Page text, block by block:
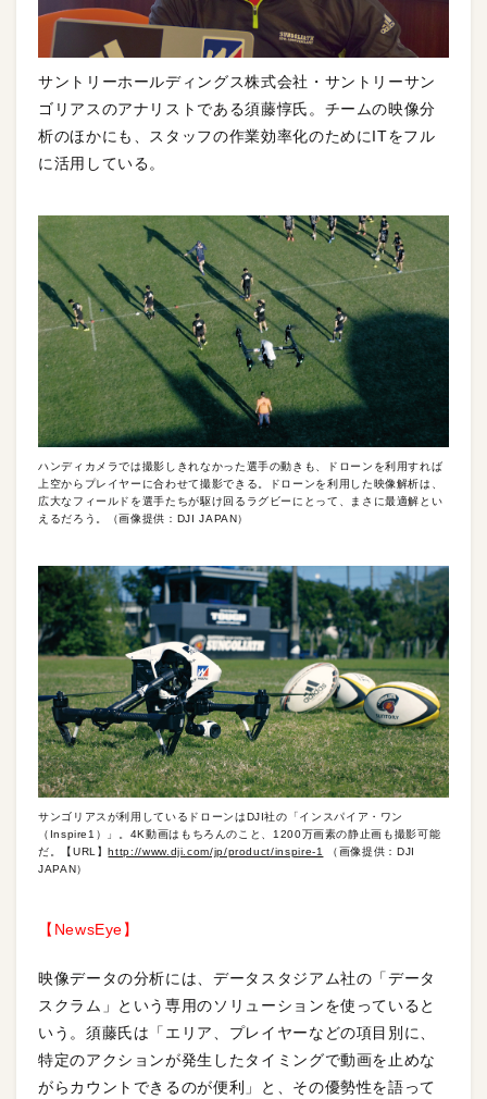
サントリーホールディングス株式会社・サントリーサン
ゴリアスのアナリストである須藤惇氏。チームの映像分
析のほかにも、スタッフの作業効率化のためにITをフル
に活用している。
ハンディカメラでは撮影しきれなかった選手の動きも、ドローンを利用すれば
上空からプレイヤーに合わせて撮影できる。ドローンを利用した映像解析は、
広大なフィールドを選手たちが駆け回るラグビーにとって、まさに最適解とい
えるだろう。（画像提供：DJI JAPAN）
サンゴリアスが利用しているドローンはDJI社の「インスパイア・ワン
（Inspire1）」。4K動画はもちろんのこと、1200万画素の静止画も撮影可能
だ。【URL】http://www.dji.com/jp/product/inspire-1
（画像提供：DJI
JAPAN）
【NewsEye】
映像データの分析には、データスタジアム社の「データ
スクラム」という専用のソリューションを使っていると
いう。須藤氏は「エリア、プレイヤーなどの項目別に、
特定のアクションが発生したタイミングで動画を止めな
がらカウントできるのが便利」と、その優勢性を語って